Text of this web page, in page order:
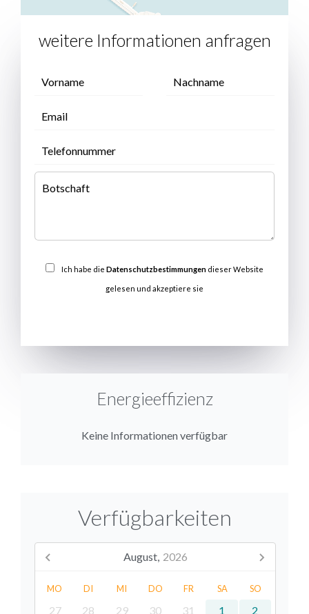
weitere Informationen anfragen
Ich habe die Datenschutzbestimmungen dieser Website
gelesen und akzeptiere sie
Energieeffizienz
Keine Informationen verfügbar
Verfügbarkeiten
August, 2026
MO DI MI DO FR SA SO
27 28 29 30 31 1
2